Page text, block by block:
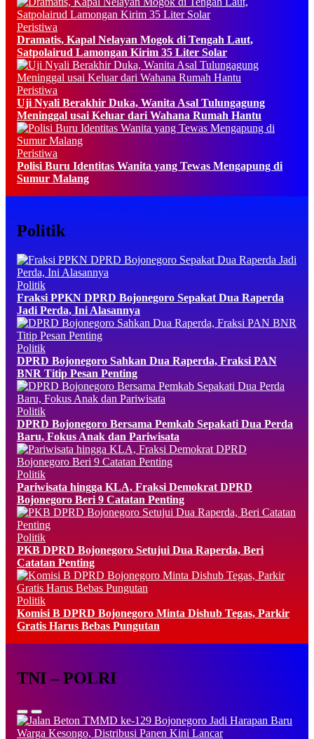
Peristiwa
Dramatis, Kapal Nelayan Mogok di Tengah Laut,
Satpolairud Lamongan Kirim 35 Liter Solar
Peristiwa
Uji Nyali Berakhir Duka, Wanita Asal Tulungagung
Meninggal usai Keluar dari Wahana Rumah Hantu
Peristiwa
Polisi Buru Identitas Wanita yang Tewas Mengapung di
Sumur Malang
Politik
Politik
Fraksi PPKN DPRD Bojonegoro Sepakat Dua Raperda
Jadi Perda, Ini Alasannya
Politik
DPRD Bojonegoro Sahkan Dua Raperda, Fraksi PAN
BNR Titip Pesan Penting
Politik
DPRD Bojonegoro Bersama Pemkab Sepakati Dua Perda
Baru, Fokus Anak dan Pariwisata
Politik
Pariwisata hingga KLA, Fraksi Demokrat DPRD
Bojonegoro Beri 9 Catatan Penting
Politik
PKB DPRD Bojonegoro Setujui Dua Raperda, Beri
Catatan Penting
Politik
Komisi B DPRD Bojonegoro Minta Dishub Tegas, Parkir
Gratis Harus Bebas Pungutan
TNI – POLRI